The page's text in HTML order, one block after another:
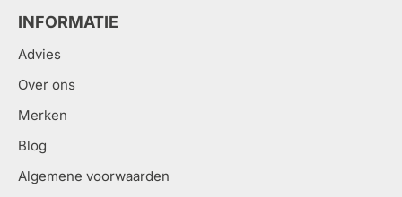
INFORMATIE
Advies
Over ons
Merken
Blog
Algemene voorwaarden